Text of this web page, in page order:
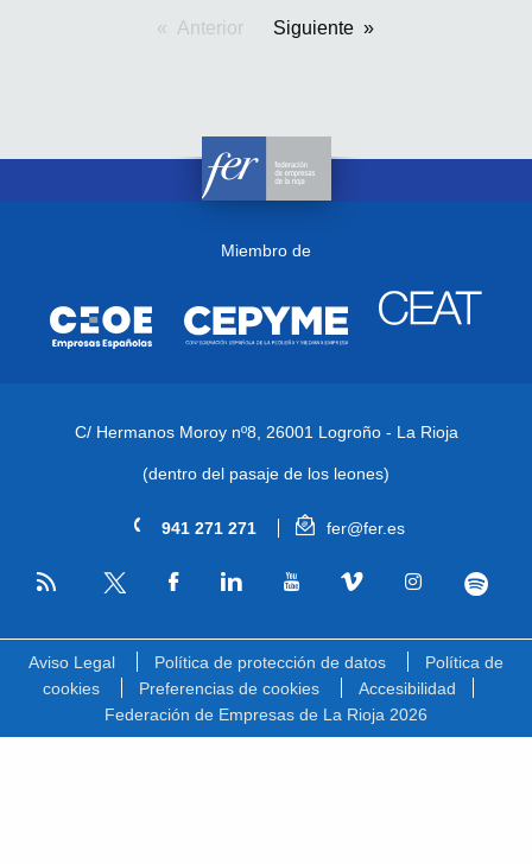
Anterior pagina
Siguiente
Miembro de
C/ Hermanos Moroy nº8, 26001 Logroño - La Rioja
(dentro del pasaje de los leones)
941 271 271 fer@fer.es
RSS
Aviso Legal Política de protección de datos
Política de
cookies
Preferencias de cookies
Accesibilidad
Federación de Empresas de La Rioja 2026